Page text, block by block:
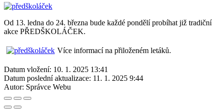
Od 13. ledna do 24. března bude každé pondělí probíhat již tradiční
akce PŘEDŠKOLÁČEK.
Více informací na přiloženém letáků.
Datum vložení: 10. 1. 2025 13:41
Datum poslední aktualizace: 11. 1. 2025 9:44
Autor: Správce Webu